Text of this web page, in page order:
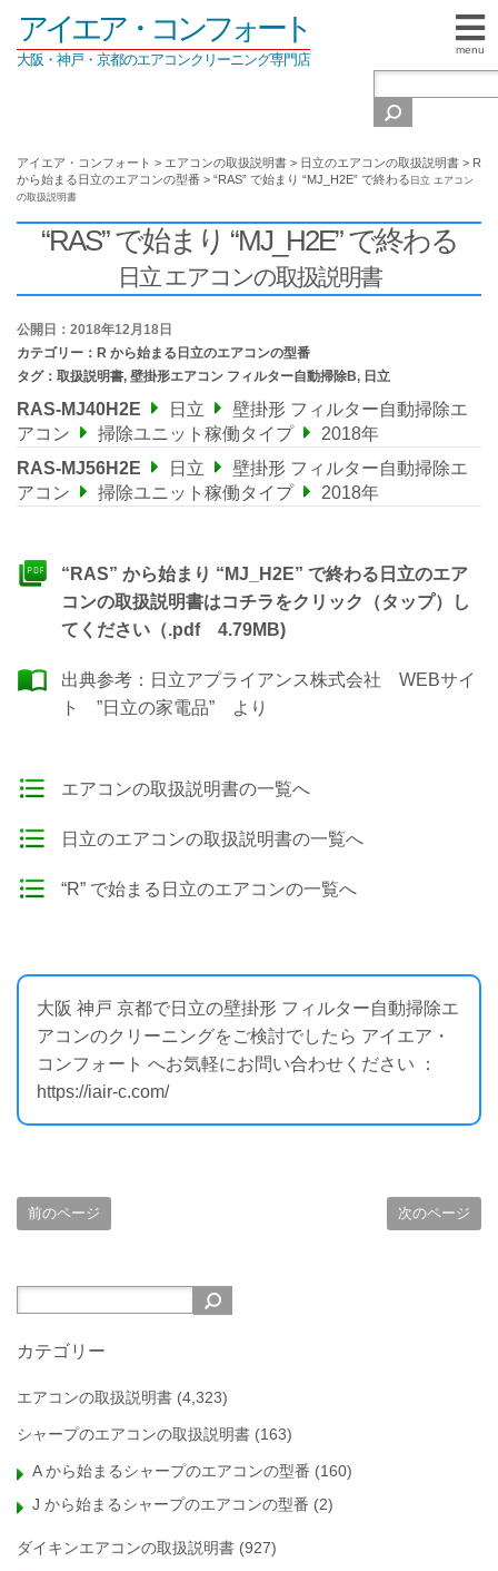
menu
アイエア・コンフォート
大阪・神戸・京都のエアコンクリーニング専門店
アイエア・コンフォート > エアコンの取扱説明書 > 日立のエアコンの取扱説明書 > R
から始まる日立のエアコンの型番 > “RAS” で始まり “MJ_H2E” で終わる 日立 エアコン
の取扱説明書
“RAS” で始まり “MJ_H2E” で終わる
日立 エアコンの取扱説明書
公開日：2018年12月18日
カテゴリー： R から始まる日立のエアコンの型番
タグ： 取扱説明書, 壁掛形エアコン フィルター自動掃除B, 日立
RAS-MJ40H2E 日立
壁掛形 フィルター自動掃除エ
アコン
掃除ユニット稼働タイプ
2018年
RAS-MJ56H2E
日立
壁掛形 フィルター自動掃除エ
アコン
掃除ユニット稼働タイプ 2018年
“RAS” から始まり “MJ_H2E” で終わる日立のエア
コンの取扱説明書はコチラをクリック（タップ）し
てください（.pdf 4.79MB)
出典参考： 日立アプライアンス株式会社 WEBサイ
ト ”日立の家電品” より
エアコンの取扱説明書の一覧へ
日立のエアコンの取扱説明書の一覧へ
“R” で始まる日立のエアコンの一覧へ
大阪 神戸 京都で日立の壁掛形 フィルター自動掃除エ
アコンのクリーニングをご検討でしたら アイエア・
コンフォート へお気軽にお問い合わせください ：
https://iair-c.com/
前のページ 次のページ
カテゴリー
エアコンの取扱説明書 (4,323)
シャープのエアコンの取扱説明書 (163)
A から始まるシャープのエアコンの型番 (160)
J から始まるシャープのエアコンの型番 (2)
ダイキンエアコンの取扱説明書 (927)